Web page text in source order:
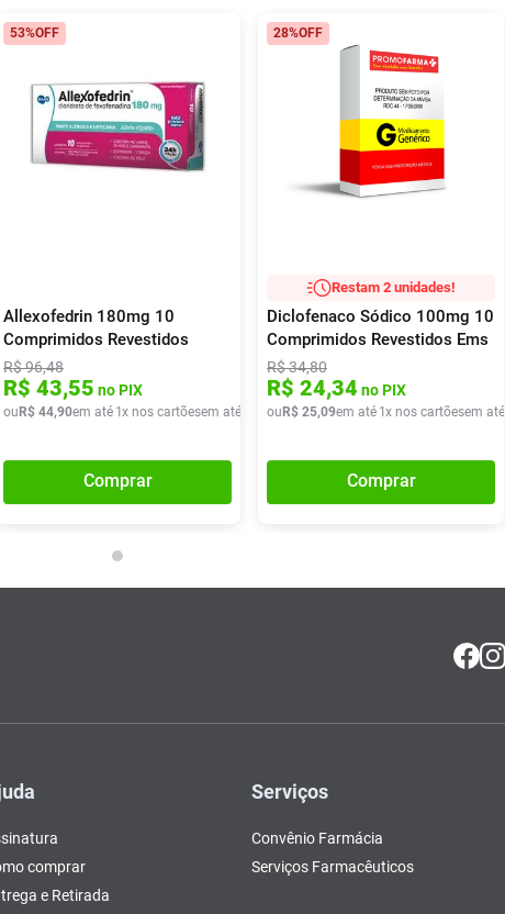
R$ 34,34
53%OFF
Allexofedrin 180mg 10
Comprimidos Revestidos
R$96,48
R$ 43,55 no PIX
ou R$ 44,90em até 1x nos cartõesem até x deR$ 44,90
Comprar
28%OFF
Restam 2 unidades!
Diclofenaco Sódico 100mg 10
Comprimidos Revestidos Ems
R$34,80
R$ 24,34 no PIX
ou R$ 25,09em até 1x nos cartõesem até
Comprar
comprar
e Retirada
Serviços
Convênio Farmácia
Serviços Farmacêuticos